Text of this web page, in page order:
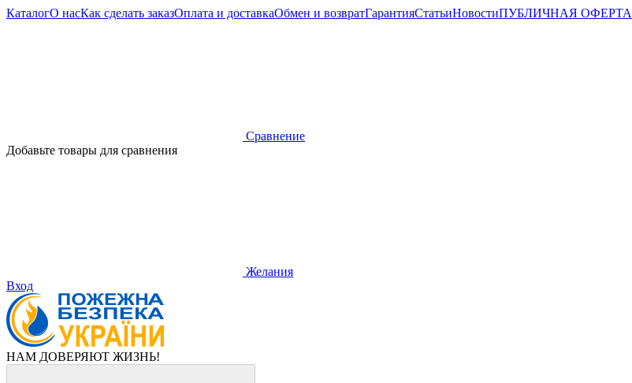
КаталогО насКак сделать заказОплата и доставкаОбмен и возвратГарантияСтатьиНовостиПУБЛИЧНАЯ ОФЕРТА
Рус Укр
Сравнение
Добавьте товары для сравнения
Желания
Вход
НАМ ДОВЕРЯЮТ ЖИЗНЬ!